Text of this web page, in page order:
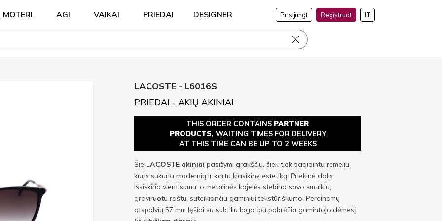
MOTERI AGI VAIKAI PRIEDAI DESIGNER Prisijungt Registruot LT
LACOSTE - L6016S
PRIEDAI - AKIŲ AKINIAI
THIS ORDER CONTAINS PARTNER
PRODUCTS, WAITING TIMES FOR DELIVERY
AT THIS TIME CAN BE UP TO 2 WEEKS
Šie LACOSTE akiniai pasižymi grakščiu, šiek tiek padidintu rėmeliu,
kuris sukuria modernią ir kartu klasikinę estetiką. Priekinė dalis
išsiskiria vientisumu, o metalinės kojelės stebina savo smulkiu,
graviruotu raštu, suteikiančiu gaminiui tekstūriškumo. Pereinamų
atspalvių 57 mm lęšiai su subtiliu logotipu pabrėžia gamintojo dėmesį